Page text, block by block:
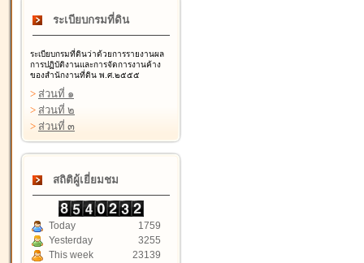
ระเบียบกรมที่ดิน
ระเบียบกรมที่ดินว่าด้วยการรายงานผล
การปฏิบัติงานและการจัดการงานค้าง
ของสำนักงานที่ดิน พ.ศ.๒๕๕๕
> ส่วนที่ ๑
> ส่วนที่ ๒
> ส่วนที่ ๓
สถิติผู้เยี่ยมชม
Today
1759
Yesterday
3255
This week
23139